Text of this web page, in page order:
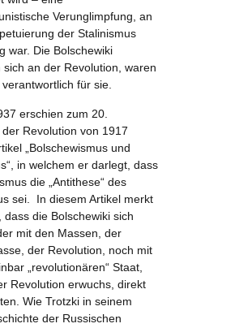
Verunglimpfung, an
der Stalinismus
war. Die Bolschewiki
sich an der Revolution, waren
für sie.
erschien zum 20.
Revolution von 1917
„Bolschewismus und
in welchem er darlegt, dass
die „Antithese“ des
sei. In diesem Artikel merkt
dass die Bolschewiki sich
mit den Massen, der
der Revolution, noch mit
„revolutionären“ Staat,
Revolution erwuchs, direkt
Wie Trotzki in seinem
der Russischen